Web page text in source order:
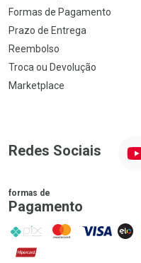
Formas de Pagamento
Prazo de Entrega
Reembolso
Troca ou Devolução
Marketplace
Redes Sociais
formas de
Pagamento
PIX MasterCard
VISA ELO
Hipercard